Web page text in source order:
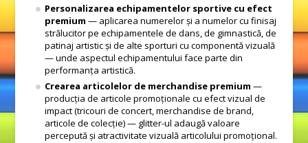
Personalizarea echipamentelor sportive cu efect
premium — aplicarea numerelor și a numelor cu finisaj
strălucitor pe echipamentele de dans, de gimnastică, de
patinaj artistic și de alte sporturi cu componentă vizuală
— unde aspectul echipamentului face parte din
performanța artistică.
Crearea articolelor de merchandise premium —
producția de articole promoționale cu efect vizual de
impact (tricouri de concert, merchandise de brand,
articole de colecție) — glitter-ul adaugă valoare
percepută și atractivitate vizuală articolului promoțional.